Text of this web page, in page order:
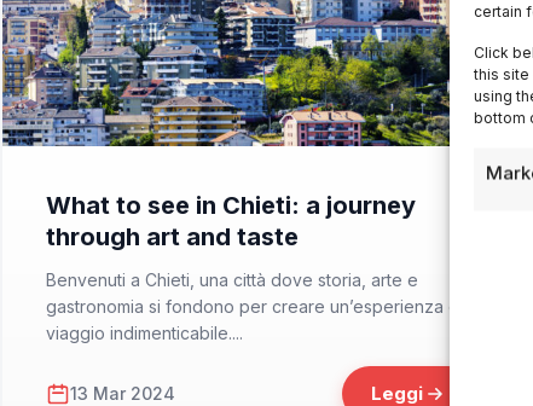
certain
Click
this site
using
bottom
What to see in Chieti: a journey
through art and taste
Benvenuti a Chieti, una città dove storia, arte e
gastronomia si fondono per creare un’esperienza di
viaggio indimenticabile....
13 Mar 2024 Leggi